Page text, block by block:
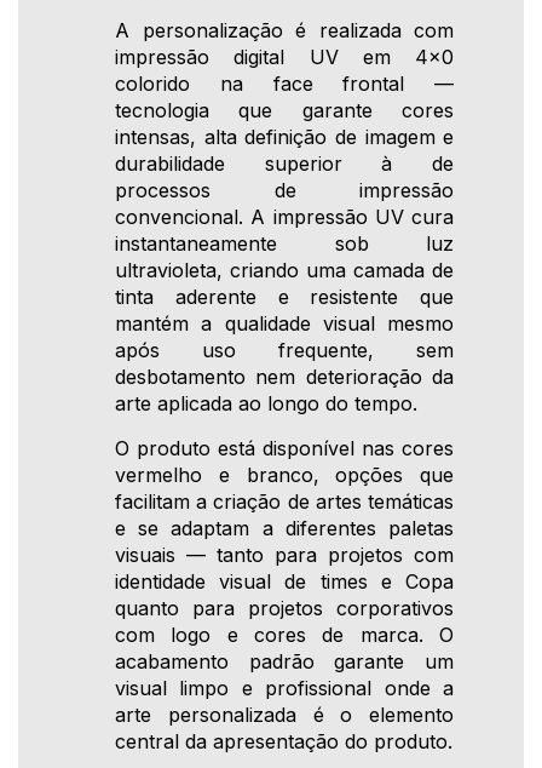
A personalização é realizada com
impressão digital UV em 4x0
colorido na face frontal —
tecnologia que garante cores
intensas, alta definição de imagem e
durabilidade superior à de
processos de impressão
convencional. A impressão UV cura
instantaneamente sob luz
ultravioleta, criando uma camada de
tinta aderente e resistente que
mantém a qualidade visual mesmo
após uso frequente, sem
desbotamento nem deterioração da
arte aplicada ao longo do tempo.
O produto está disponível nas cores
vermelho e branco, opções que
facilitam a criação de artes temáticas
e se adaptam a diferentes paletas
visuais — tanto para projetos com
identidade visual de times e Copa
quanto para projetos corporativos
com logo e cores de marca. O
acabamento padrão garante um
visual limpo e profissional onde a
arte personalizada é o elemento
central da apresentação do produto.